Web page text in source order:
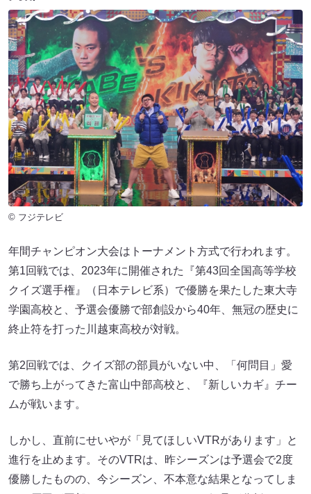
© フジテレビ
年間チャンピオン大会はトーナメント方式で行われます。
第1回戦では、2023年に開催された『第43回全国高等学校
クイズ選手権』（日本テレビ系）で優勝を果たした東大寺
学園高校と、予選会優勝で部創設から40年、無冠の歴史に
終止符を打った川越東高校が対戦。
第2回戦では、クイズ部の部員がいない中、「何問目」愛
で勝ち上がってきた富山中部高校と、『新しいカギ』チー
ムが戦います。
しかし、直前にせいやが「見てほしいVTRがあります」と
進行を止めます。そのVTRは、昨シーズンは予選会で2度
優勝したものの、今シーズン、不本意な結果となってしま